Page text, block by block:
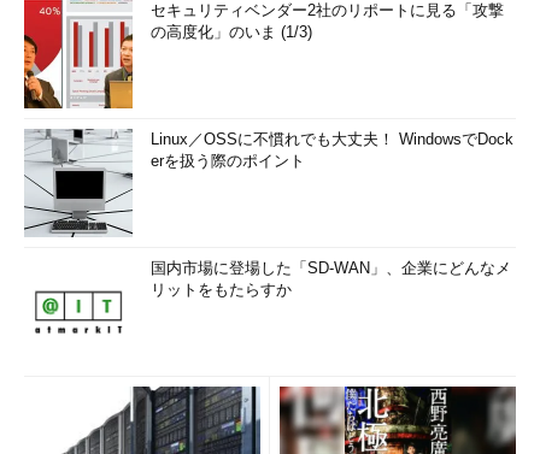
セキュリティベンダー2社のリポートに見る「攻撃
の高度化」のいま (1/3)
Linux／OSSに不慣れでも大丈夫！ WindowsでDock
erを扱う際のポイント
国内市場に登場した「SD-WAN」、企業にどんなメ
リットをもたらすか